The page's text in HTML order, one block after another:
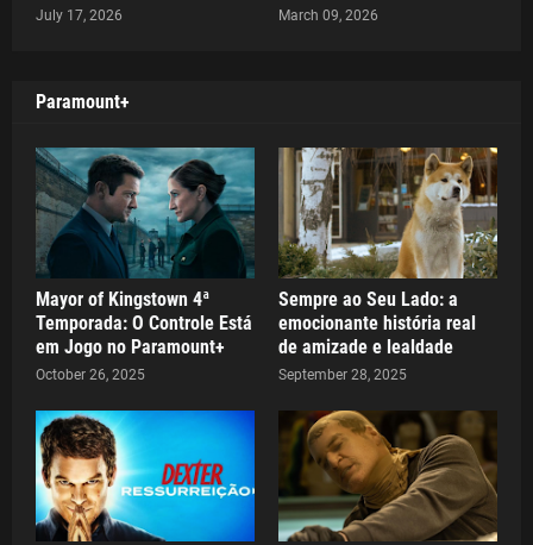
July 17, 2026 March 09, 2026
Paramount+
Mayor of Kingstown 4ª
Temporada: O Controle Está
em Jogo no Paramount+
October 26, 2025
Sempre ao Seu Lado: a
emocionante história real
de amizade e lealdade
September 28, 2025